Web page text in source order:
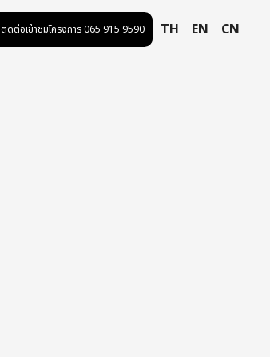
ติดต่อเข้าชมโครงการ 065 915 9590 TH EN CN